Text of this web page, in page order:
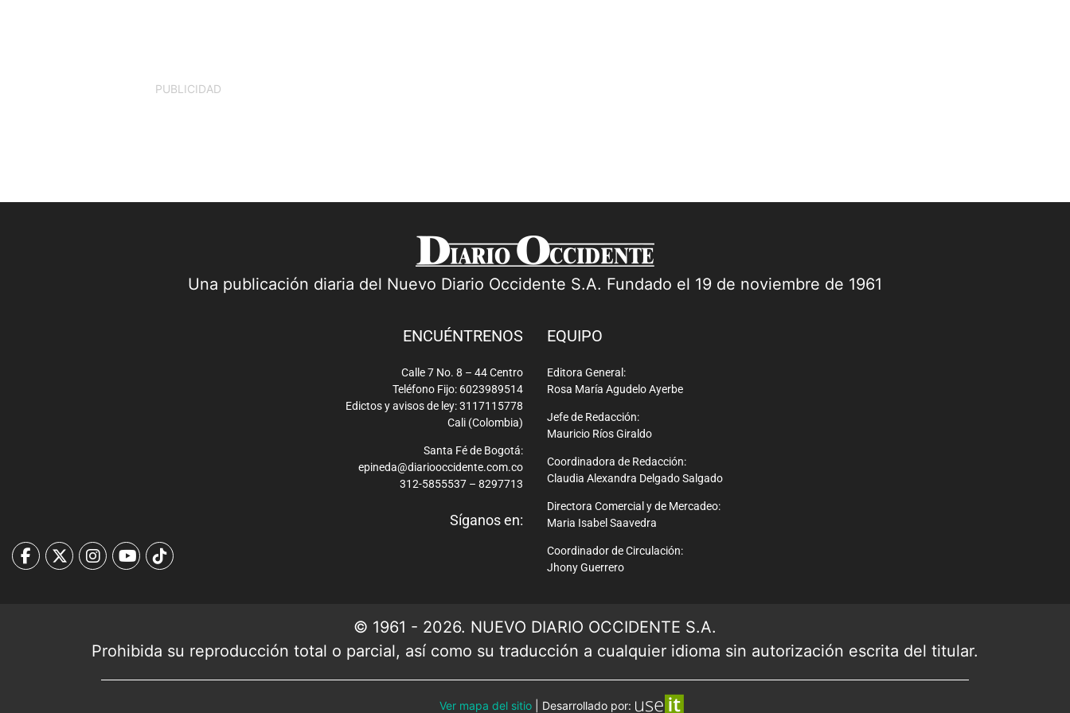
PUBLICIDAD
Una publicación diaria del Nuevo Diario Occidente S.A. Fundado el 19 de noviembre de 1961
ENCUÉNTRENOS
Calle 7 No. 8 – 44 Centro
Teléfono Fijo: 6023989514
Edictos y avisos de ley: 3117115778
Cali (Colombia)
Santa Fé de Bogotá:
epineda@diariooccidente.com.co
312-5855537 – 8297713
Síganos en:
EQUIPO
Editora General:
Rosa María Agudelo Ayerbe
Jefe de Redacción:
Mauricio Ríos Giraldo
Coordinadora de Redacción:
Claudia Alexandra Delgado Salgado
Directora Comercial y de Mercadeo:
Maria Isabel Saavedra
Coordinador de Circulación:
Jhony Guerrero
© 1961 - 2026. NUEVO DIARIO OCCIDENTE S.A.
Prohibida su reproducción total o parcial, así como su traducción a cualquier idioma sin autorización escrita del titular.
Ver mapa del sitio| Desarrollado por: